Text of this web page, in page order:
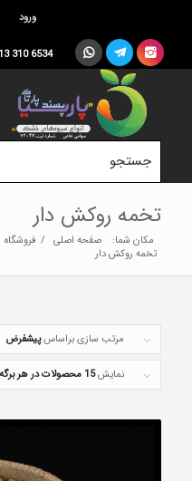
ورود
310 6534   
تخمه روکش دار
مکان شما: صفحه اصلی / فروشگاه
تخمه روکش دار
مرتب سازی براساسپیشفرض
نمایش15 محصولات در هر برگه